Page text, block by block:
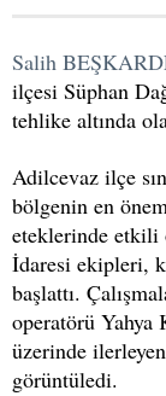
Salih
ilçesi Süphan
tehlike altında
Adilcevaz ilçe
bölgenin en
eteklerinde etkili
İdaresi ekipleri,
başlattı.
operatörü Yahya
üzerinde
görüntüledi.